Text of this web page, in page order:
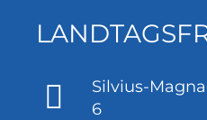
Silvius-
6